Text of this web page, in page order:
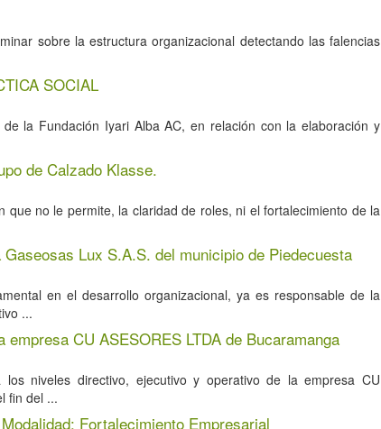
sobre la estructura organizacional detectando las falencias
SOCIAL
la Fundación Iyari Alba AC, en relación con la elaboración y
de Calzado Klasse.
no le permite, la claridad de roles, ni el fortalecimiento de la
Lux S.A.S. del municipio de Piedecuesta
en el desarrollo organizacional, ya es responsable de la
...
CU ASESORES LTDA de Bucaramanga
niveles directivo, ejecutivo y operativo de la empresa CU
fin del ...
Fortalecimiento Empresarial